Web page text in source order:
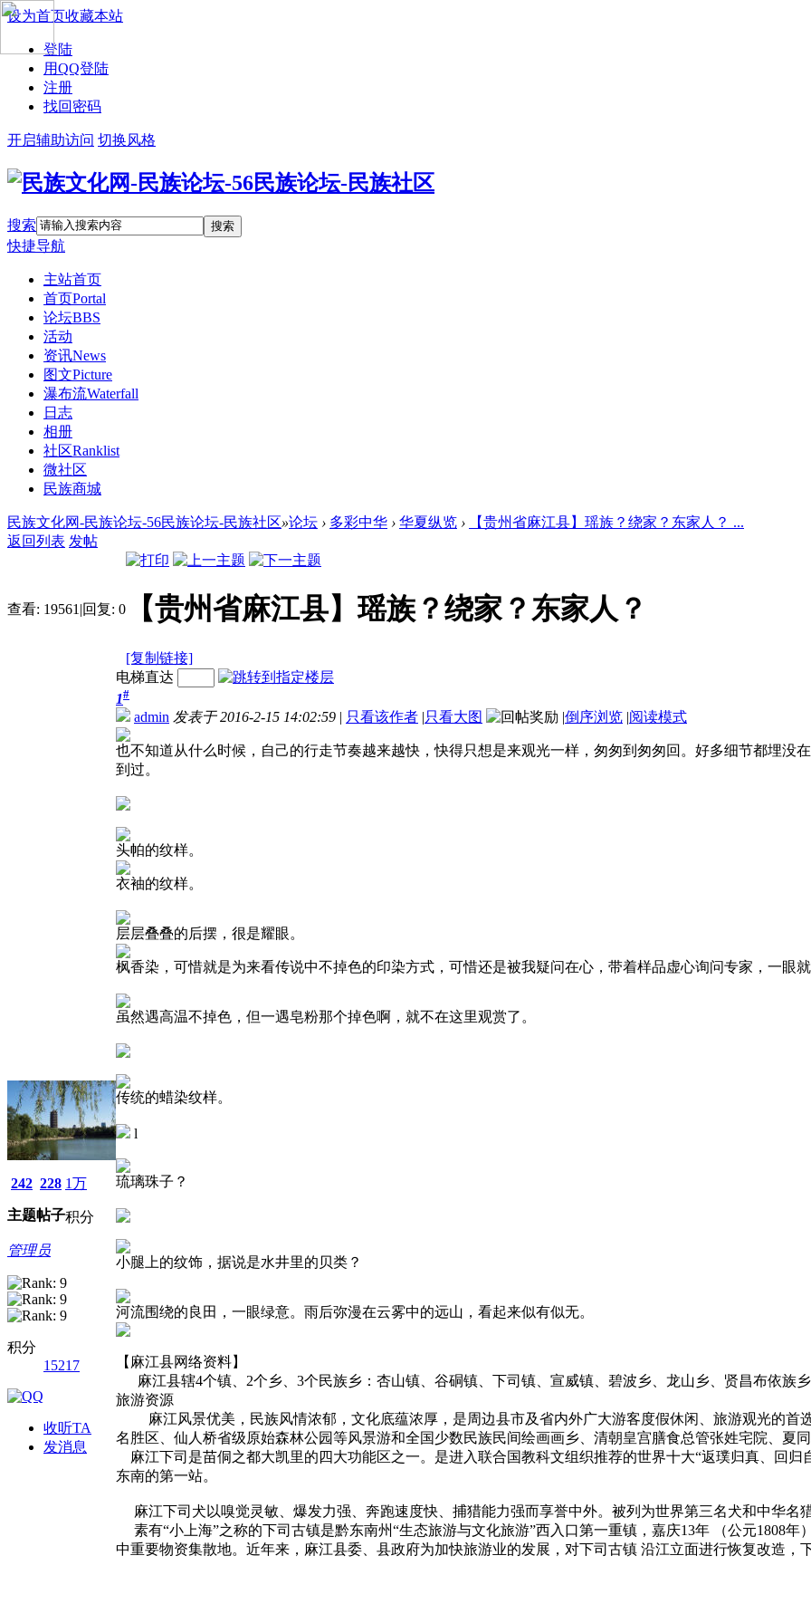
设为首页收藏本站
登陆
用QQ登陆
注册
找回密码
开启辅助访问 切换风格
搜索 搜索
快捷导航
主站首页
首页Portal
论坛BBS
活动
资讯News
图文Picture
瀑布流Waterfall
日志
相册
社区Ranklist
微社区
民族商城
民族文化网-民族论坛-56民族论坛-民族社区»论坛 › 多彩中华 › 华夏纵览 ›
【贵州省麻江县】瑶族？绕家？东家人？ ...
返回列表 发帖
查看: 19561 |回复: 0 【贵州省麻江县】瑶族？绕家？东家人？
[复制链接]
242
主题
228
帖子
1万
积分
管理员
积分
15217
收听TA
发消息
电梯直达
1#
admin 发表于 2016-2-15 14:02:59 | 只看该作者 |只看大图 |倒序浏览 |阅读模式
也不知道从什么时候，自己的行走节奏越来越快，快得只想是来观光一样，匆匆到匆匆回。好多细节都埋没
到过。
头帕的纹样。
衣袖的纹样。
层层叠叠的后摆，很是耀眼。
枫香染，可惜就是为来看传说中不掉色的印染方式，可惜还是被我疑问在心，带着样品虚心询问专家，一眼
虽然遇高温不掉色，但一遇皂粉那个掉色啊，就不在这里观赏了。
传统的蜡染纹样。
l
琉璃珠子？
小腿上的纹饰，据说是水井里的贝类？
河流围绕的良田，一眼绿意。雨后弥漫在云雾中的远山，看起来似有似无。
【麻江县网络资料】
麻江县辖4个镇、2个乡、3个民族乡：杏山镇、谷硐镇、下司镇、宣威镇、碧波乡、龙山乡、贤昌布依族乡
旅游资源
麻江风景优美，民族风情浓郁，文化底蕴浓厚，是周边县市及省内外广大游客度假休闲、旅游观光的首
名胜区、仙人桥省级原始森林公园等风景游和全国少数民族民间绘画画乡、清朝皇宫膳食总管张姓宅院、
麻江下司是苗侗之都大凯里的四大功能区之一。是进入联合国教科文组织推荐的世界十大“返璞归真、回
东南的第一站。
麻江下司犬以嗅觉灵敏、爆发力强、奔跑速度快、捕猎能力强而享誉中外。被列为世界第三名犬和中
素有“小上海”之称的下司古镇是黔东南州“生态旅游与文化旅游”西入口第一重镇，嘉庆13年 （公元1808
中重要物资集散地。近年来，麻江县委、县政府为加快旅游业的发展，对下司古镇 沿江立面进行恢复改造，